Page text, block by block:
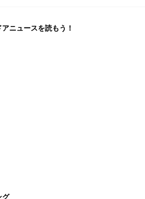
ニュースを読もう！
グ